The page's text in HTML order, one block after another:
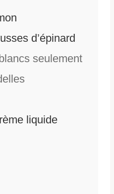
d’épinard
seulement
liquide